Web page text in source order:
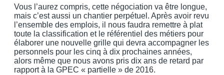
Vous l’aurez compris, cette négociation va être longue,
mais c’est aussi un chantier perpétuel. Après avoir revu
l’ensemble des emplois, il nous faudra remettre à plat
toute la classification et le référentiel des métiers pour
élaborer une nouvelle grille qui devra accompagner les
personnels pour les cinq à dix prochaines années,
alors même que nous avons pris dix ans de retard par
rapport à la GPEC « partielle » de 2016.